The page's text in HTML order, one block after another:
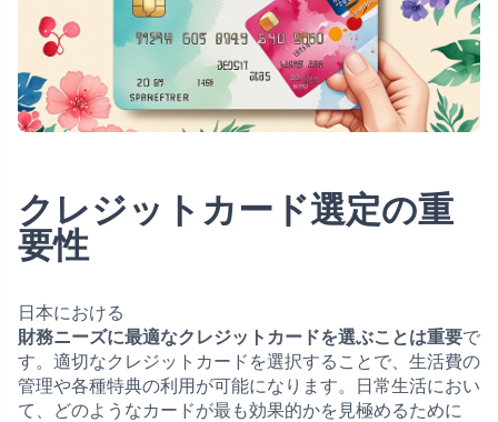
クレジットカード選定の重
要性
日本における
財務ニーズに最適なクレジットカードを選ぶことは重要で
す。適切なクレジットカードを選択することで、生活費の
管理や各種特典の利用が可能になります。日常生活におい
て、どのようなカードが最も効果的かを見極めるために